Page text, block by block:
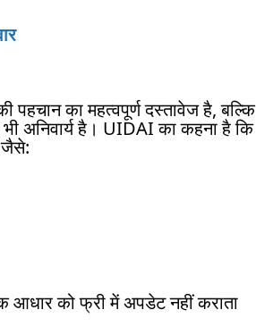
का महत्वपूर्ण दस्तावेज है, बल्कि
अनिवार्य है। UIDAI का कहना है कि
जैसे:
आधार को फ्री में अपडेट नहीं कराता